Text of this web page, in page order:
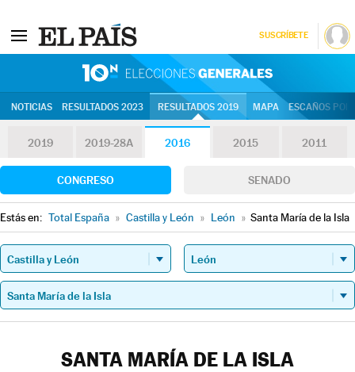
SUSCRÍBETE
NOTICIAS RESULTADOS 2023 RESULTADOS 2019 MAPA ESCAÑOS
2019 2019-28A 2016 2015 2011
CONGRESO SENADO
Estás en: Total España » Castilla y León » León » Santa María de la Isla
SANTA MARÍA DE LA ISLA